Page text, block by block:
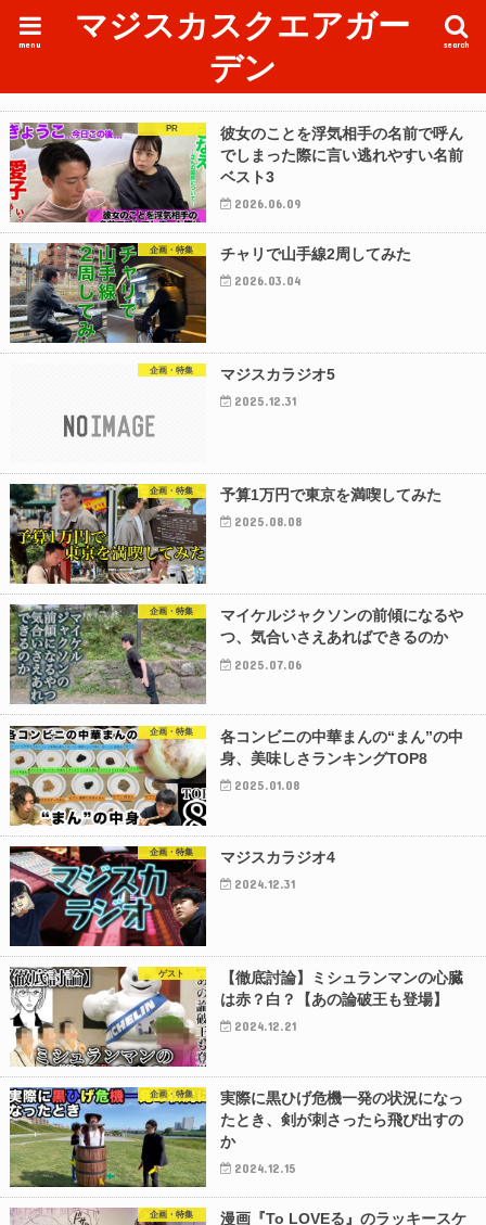
マジスカスクエアガー
デン
search
menu
PR
彼女のことを浮気相手の名前で呼ん
でしまった際に言い逃れやすい名前
ベスト3
2026.06.09
企画・特集 チャリで山手線2周してみた
2026.03.04
企画・特集 マジスカラジオ5
2025.12.31
企画・特集 予算1万円で東京を満喫してみた
2025.08.08
企画・特集
マイケルジャクソンの前傾になるや
つ、気合いさえあればできるのか
2025.07.06
企画・特集
各コンビニの中華まんの“まん”の中
身、美味しさランキングTOP8
2025.01.08
企画・特集 マジスカラジオ4
2024.12.31
ゲスト
【徹底討論】ミシュランマンの心臓
は赤？白？【あの論破王も登場】
2024.12.21
企画・特集
実際に黒ひげ危機一発の状況になっ
たとき、剣が刺さったら飛び出すの
か
2024.12.15
企画・特集
漫画『To LOVEる』のラッキースケ